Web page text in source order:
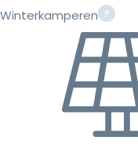
Winterkamperen